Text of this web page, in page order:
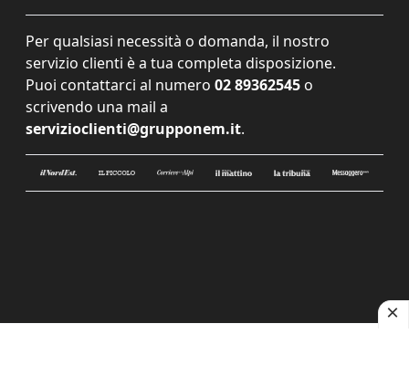
Per qualsiasi necessità o domanda, il nostro
servizio clienti è a tua completa disposizione.
Puoi contattarci al numero 02 89362545 o
scrivendo una mail a
servizioclienti@grupponem.it.